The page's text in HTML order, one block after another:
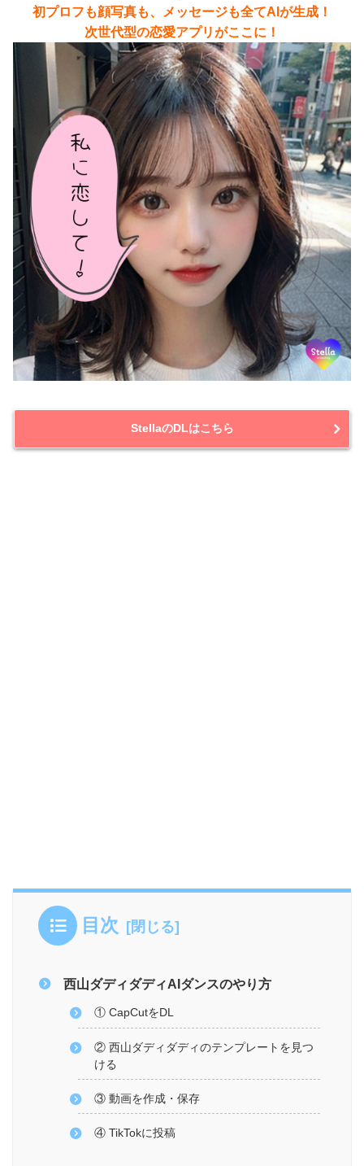
初プロフも顔写真も、メッセージも全てAIが生成！
次世代型の恋愛アプリがここに！
StellaのDLはこちら
目次
西山ダディダディAIダンスのやり方
① CapCutをDL
② 西山ダディダディのテンプレートを見つ
ける
③ 動画を作成・保存
④ TikTokに投稿